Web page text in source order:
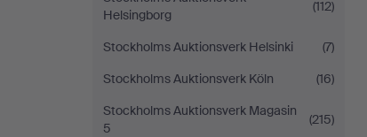
Helsingborg
(112)
Stockholms Auktionsverk Helsinki
(7)
Stockholms Auktionsverk Köln
(16)
Stockholms Auktionsverk Magasin
5
(215)